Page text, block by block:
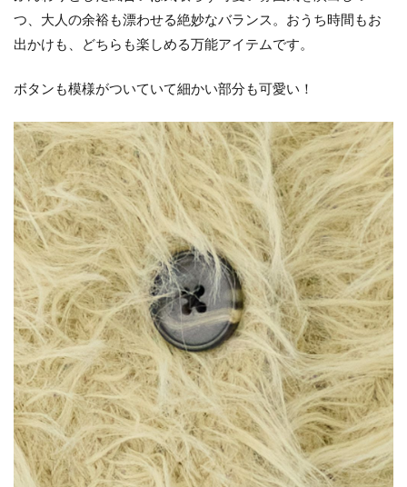
つ、大人の余裕も漂わせる絶妙なバランス。おうち時間もお
出かけも、どちらも楽しめる万能アイテムです。
ボタンも模様がついていて細かい部分も可愛い！